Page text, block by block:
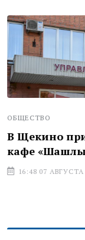
ОБЩЕСТВО
В Щекино
кафе
16:48 07 АВГУСТА